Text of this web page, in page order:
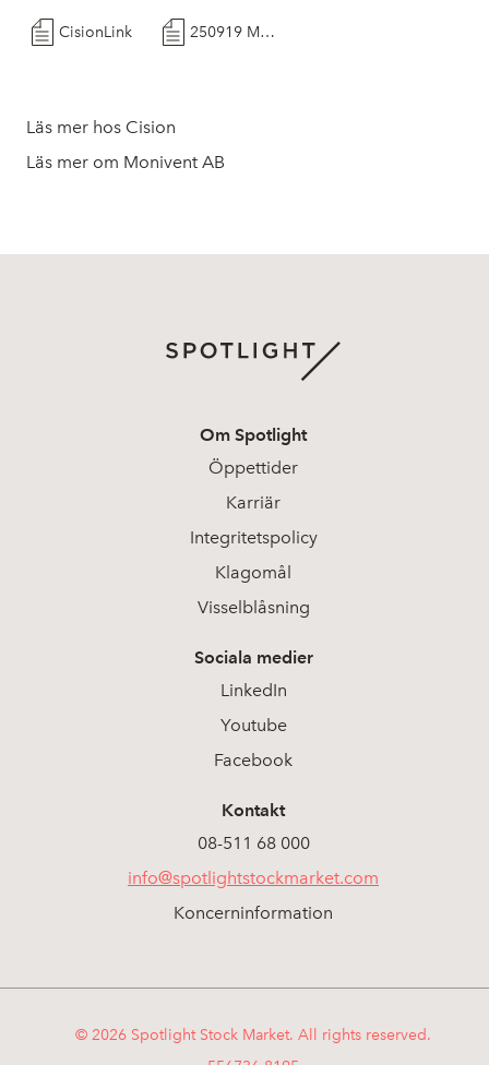
CisionLink 250919 Monivent sa¨krar omedelbart kapitalbehov och sta¨rker finansiell utha°llighet genom bryggla°n om totalt 8 MSEK
Läs mer hos Cision
Läs mer om Monivent AB
Om Spotlight
Öppettider
Karriär
Integritetspolicy
Klagomål
Visselblåsning
Sociala medier
LinkedIn
Youtube
Facebook
Kontakt
08-511 68 000
info@spotlightstockmarket.com
Koncerninformation
© 2026 Spotlight Stock Market. All rights reserved.